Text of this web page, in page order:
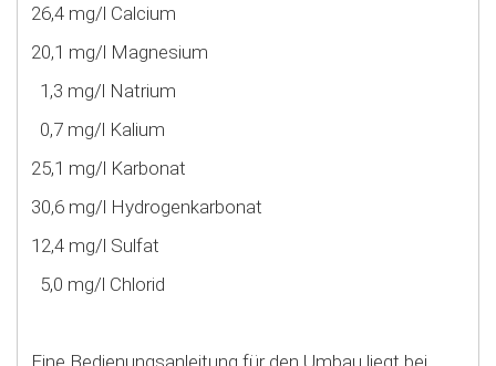
26,4 mg/l Calcium
20,1 mg/l Magnesium
1,3 mg/l Natrium
0,7 mg/l Kalium
25,1 mg/l Karbonat
30,6 mg/l Hydrogenkarbonat
12,4 mg/l Sulfat
5,0 mg/l Chlorid
Eine Bedienungsanleitung für den Umbau liegt bei.